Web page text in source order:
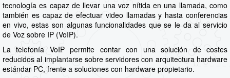
tecnología es capaz de llevar una voz nítida en una llamada, como
también es capaz de efectuar video llamadas y hasta conferencias
en vivo, estas son algunas funcionalidades que se le da al servicio
de Voz sobre IP (VoIP).
La telefonía VoIP permite contar con una solución de costes
reducidos al implantarse sobre servidores con arquitectura hardware
estándar PC, frente a soluciones con hardware propietario.